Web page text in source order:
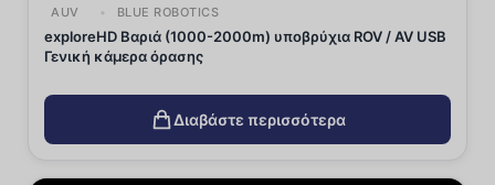
AUV BLUE ROBOTICS
exploreHD Βαριά (1000-2000m) υποβρύχια ROV / AV USB
Γενική κάμερα όρασης
Διαβάστε περισσότερα